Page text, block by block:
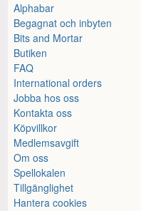
Alphabar
Begagnat och inbyten
Bits and Mortar
Butiken
FAQ
International orders
Jobba hos oss
Kontakta oss
Köpvillkor
Medlemsavgift
Om oss
Spellokalen
Tillgänglighet
Hantera cookies